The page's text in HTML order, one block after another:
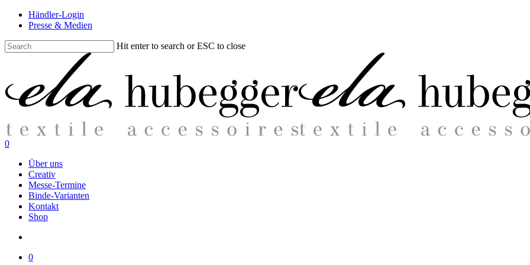
Skip
content
Händler-Login
Presse & Medien
Hit enter to search or ESC to close
search
0
Über uns
Creativ
Messe-Termine
Binde-Varianten
Kontakt
Shop
0